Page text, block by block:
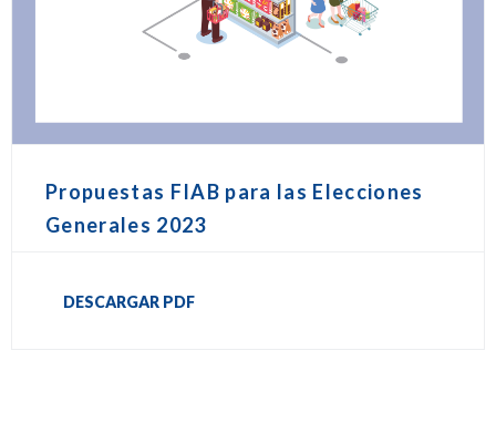
Propuestas FIAB para las Elecciones
Generales 2023
DESCARGAR PDF